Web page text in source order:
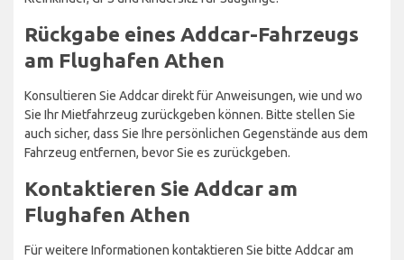
Rückgabe eines Addcar-Fahrzeugs
am Flughafen Athen
Konsultieren Sie Addcar direkt für Anweisungen, wie und wo
Sie Ihr Mietfahrzeug zurückgeben können. Bitte stellen Sie
auch sicher, dass Sie Ihre persönlichen Gegenstände aus dem
Fahrzeug entfernen, bevor Sie es zurückgeben.
Kontaktieren Sie Addcar am
Flughafen Athen
Für weitere Informationen kontaktieren Sie bitte Addcar am